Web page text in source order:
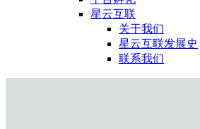
星云互联
关于我们
星云互联发展史
联系我们